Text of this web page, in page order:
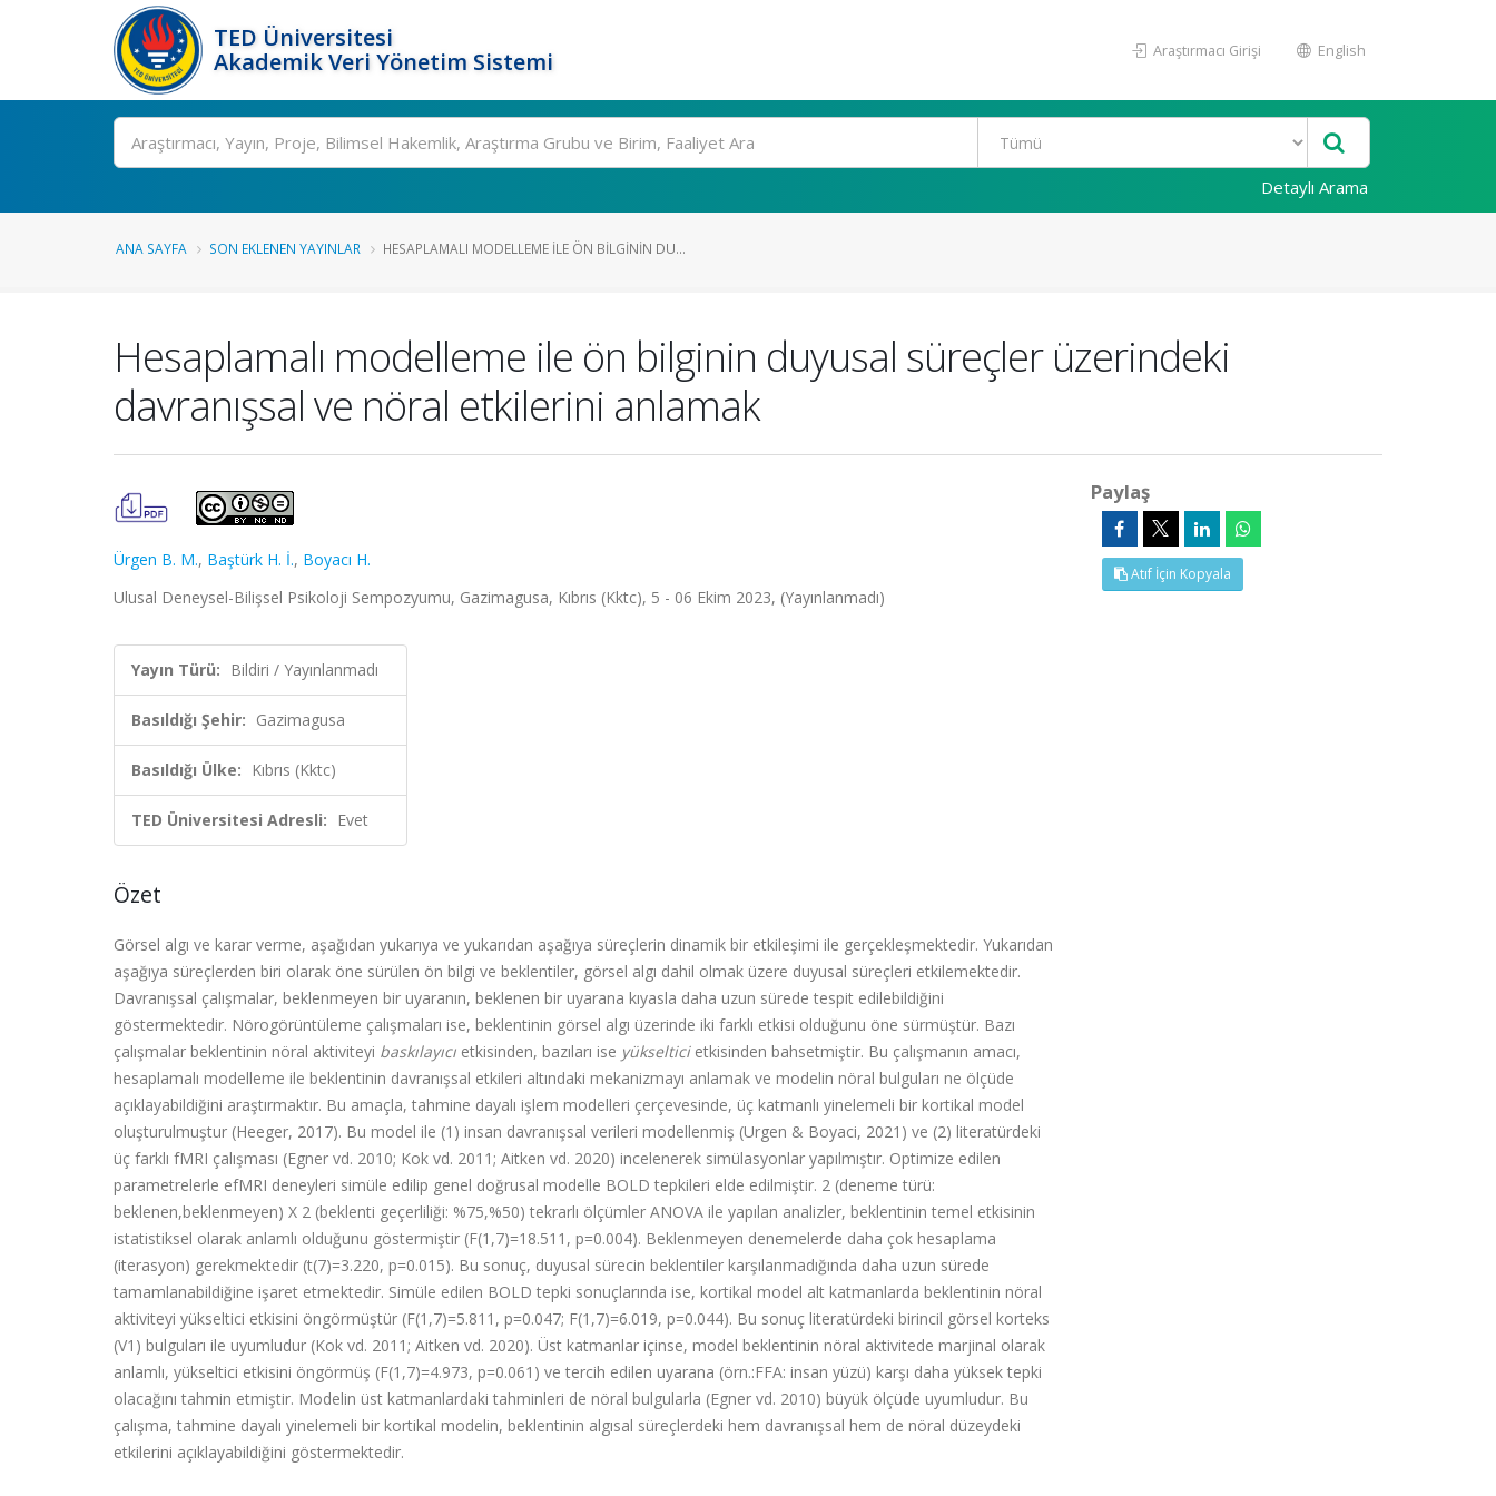
TED Üniversitesi
Akademik Veri Yönetim Sistemi
Araştırmacı Girişi English
Ara
Detaylı Arama
ANA SAYFA SON EKLENEN YAYINLAR HESAPLAMALI MODELLEME ILE ÖN BILGININ DU...
Hesaplamalı modelleme ile ön bilginin duyusal süreçler üzerindeki
davranışsal ve nöral etkilerini anlamak
Ürgen B. M., Baştürk H. İ., Boyacı H.
Ulusal Deneysel-Bilişsel Psikoloji Sempozyumu, Gazimagusa, Kıbrıs (Kktc), 5 - 06 Ekim 2023, (Yayınlanmadı)
Yayın Türü: Bildiri / Yayınlanmadı
Basıldığı Şehir: Gazimagusa
Basıldığı Ülke: Kıbrıs (Kktc)
TED Üniversitesi Adresli: Evet
Özet
Görsel algı ve karar verme, aşağıdan yukarıya ve yukarıdan aşağıya süreçlerin dinamik bir etkileşimi ile gerçekleşmektedir. Yukarıdan
aşağıya süreçlerden biri olarak öne sürülen ön bilgi ve beklentiler, görsel algı dahil olmak üzere duyusal süreçleri etkilemektedir.
Davranışsal çalışmalar, beklenmeyen bir uyaranın, beklenen bir uyarana kıyasla daha uzun sürede tespit edilebildiğini
göstermektedir. Nörogörüntüleme çalışmaları ise, beklentinin görsel algı üzerinde iki farklı etkisi olduğunu öne sürmüştür. Bazı
çalışmalar beklentinin nöral aktiviteyi baskılayıcı etkisinden, bazıları ise yükselticietkisinden bahsetmiştir. Bu çalışmanın amacı,
hesaplamalı modelleme ile beklentinin davranışsal etkileri altındaki mekanizmayı anlamak ve modelin nöral bulguları ne ölçüde
açıklayabildiğini araştırmaktır. Bu amaçla, tahmine dayalı işlem modelleri çerçevesinde, üç katmanlı yinelemeli bir kortikal model
oluşturulmuştur (Heeger, 2017). Bu model ile (1) insan davranışsal verileri modellenmiş (Urgen & Boyaci, 2021) ve (2) literatürdeki
üç farklı fMRI çalışması (Egner vd. 2010; Kok vd. 2011; Aitken vd. 2020) incelenerek simülasyonlar yapılmıştır. Optimize edilen
parametrelerle efMRI deneyleri simüle edilip genel doğrusal modelle BOLD tepkileri elde edilmiştir. 2 (deneme türü:
beklenen,beklenmeyen) X 2 (beklenti geçerliliği: %75,%50) tekrarlı ölçümler ANOVA ile yapılan analizler, beklentinin temel etkisinin
istatistiksel olarak anlamlı olduğunu göstermiştir (F(1,7)=18.511, p=0.004). Beklenmeyen denemelerde daha çok hesaplama
(iterasyon) gerekmektedir (t(7)=3.220, p=0.015). Bu sonuç, duyusal sürecin beklentiler karşılanmadığında daha uzun sürede
tamamlanabildiğine işaret etmektedir. Simüle edilen BOLD tepki sonuçlarında ise, kortikal model alt katmanlarda beklentinin nöral
aktiviteyi yükseltici etkisini öngörmüştür (F(1,7)=5.811, p=0.047; F(1,7)=6.019, p=0.044). Bu sonuç literatürdeki birincil görsel korteks
(V1) bulguları ile uyumludur (Kok vd. 2011; Aitken vd. 2020). Üst katmanlar içinse, model beklentinin nöral aktivitede marjinal olarak
anlamlı, yükseltici etkisini öngörmüş (F(1,7)=4.973, p=0.061) ve tercih edilen uyarana (örn.:FFA: insan yüzü) karşı daha yüksek tepki
olacağını tahmin etmiştir. Modelin üst katmanlardaki tahminleri de nöral bulgularla (Egner vd. 2010) büyük ölçüde uyumludur. Bu
çalışma, tahmine dayalı yinelemeli bir kortikal modelin, beklentinin algısal süreçlerdeki hem davranışsal hem de nöral düzeydeki
etkilerini açıklayabildiğini göstermektedir.
Paylaş
Atıf İçin Kopyala